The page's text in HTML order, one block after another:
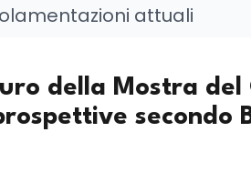
attuali
della Mostra del
secondo